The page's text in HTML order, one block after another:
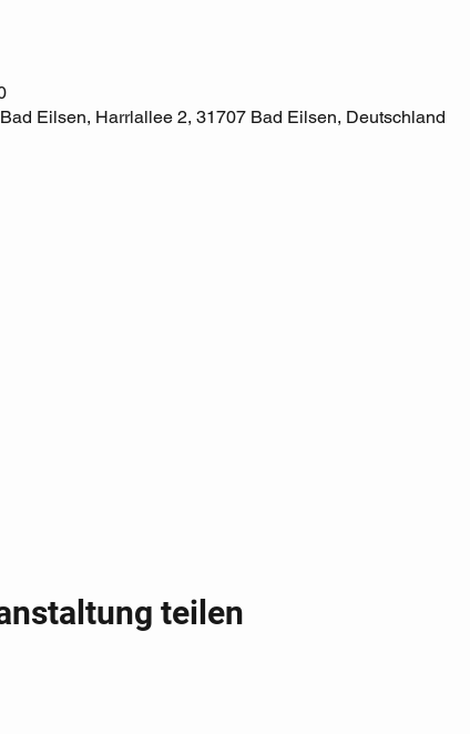
Eilsen, Harrlallee 2, 31707 Bad Eilsen, Deutschland
teilen